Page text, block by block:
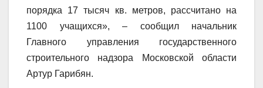
порядка 17 тысяч кв. метров, рассчитано на
1100 учащихся», – сообщил начальник
Главного управления государственного
строительного надзора Московской области
Артур Гарибян.